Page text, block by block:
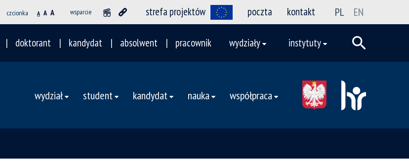
czcionka A A A wsparcie strefa projektów poczta kontakt PL EN
doktorant kandydat absolwent pracownik wydziały instytuty
wydział student kandydat nauka współpraca